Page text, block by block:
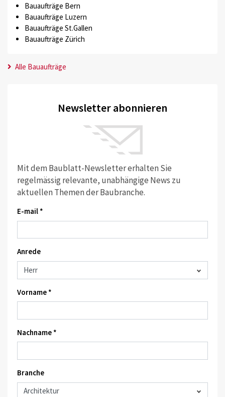
Bauaufträge Bern
Bauaufträge Luzern
Bauaufträge St.Gallen
Bauaufträge Zürich
Alle Bauaufträge
Newsletter abonnieren
Mit dem Baublatt-Newsletter erhalten Sie
regelmässig relevante, unabhängige News zu
aktuellen Themen der Baubranche.
E-mail *
Anrede
Vorname *
Nachname *
Branche